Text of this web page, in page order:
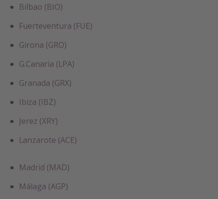
Bilbao (BIO)
Fuerteventura (FUE)
Girona (GRO)
G.Canaria (LPA)
Granada (GRX)
Ibiza (IBZ)
Jerez (XRY)
Lanzarote (ACE)
Madrid (MAD)
Málaga (AGP)